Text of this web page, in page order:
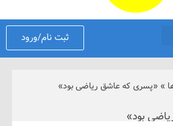
ثبت نام/ورود
که عاشق ریاضی بود»